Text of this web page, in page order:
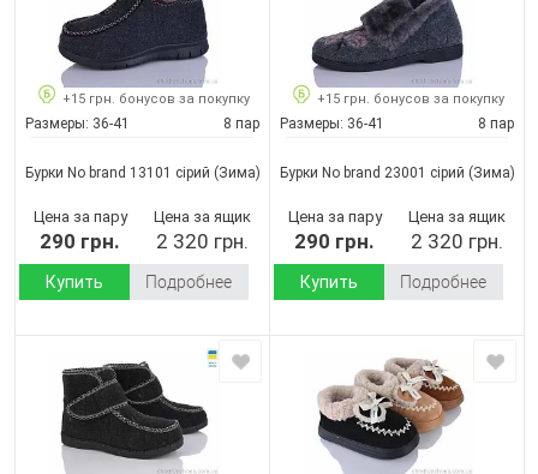
+15 грн. бонусов за покупку
Размеры: 36-41 8 пар
Бурки No brand 13101 сірий (Зима)
Цена за пару
290 грн.
Цена за ящик
2 320 грн.
Купить Подробнее
+15 грн. бонусов за покупку
Размеры: 36-41 8 пар
Бурки No brand 23001 сірий (Зима)
Цена за пару
290 грн.
Цена за ящик
2 320 грн.
Купить Подробнее